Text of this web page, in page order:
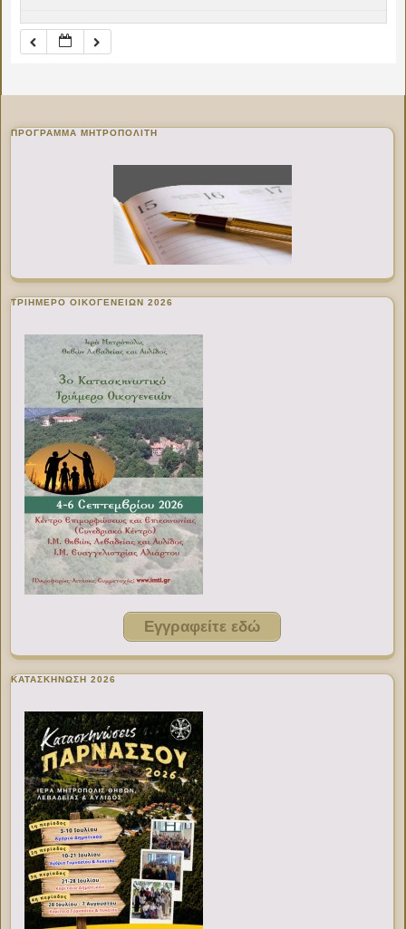
ΠΡΌΓΡΑΜΜΑ ΜΗΤΡΟΠΟΛΊΤΗ
ΤΡΙΗΜΕΡΟ ΟΙΚΟΓΕΝΕΙΩΝ 2026
Εγγραφείτε εδώ
ΚΑΤΑΣΚΗΝΩΣΗ 2026